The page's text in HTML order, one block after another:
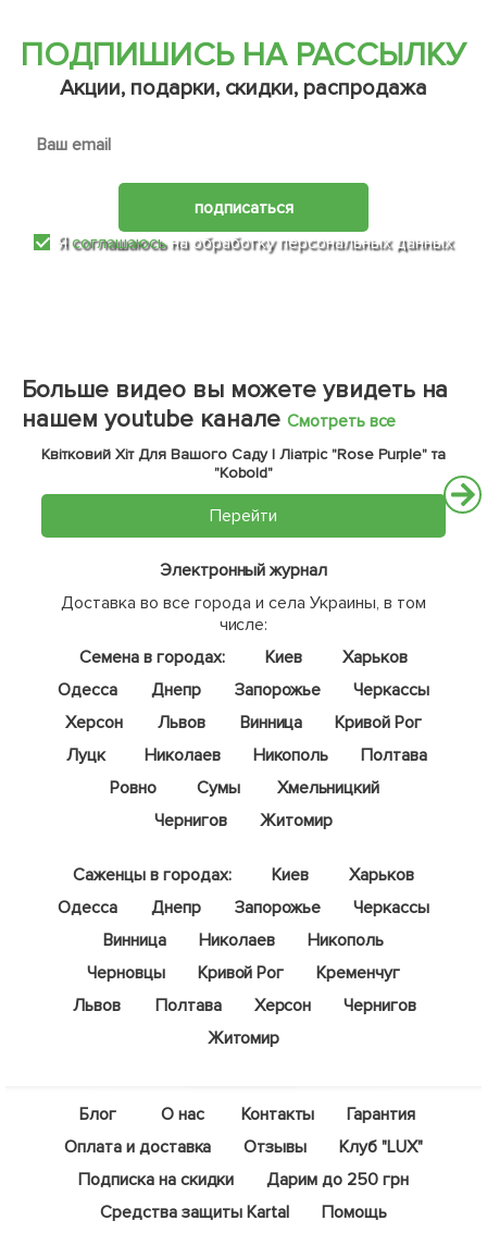
ПОДПИШИСЬ НА РАССЫЛКУ
Акции, подарки, скидки, распродажа
подписаться
Ясоглашаюсьна обработку персональных данных
Больше видео вы можете увидеть на
нашем youtube канале Смотреть все
Квітковий Хіт Для Вашого Саду | Ліатріс "Rose Purple" та
"Kobold"
Перейти
Электронный журнал
Доставка во все города и села Украины, в том
числе:
Семена в городах:
Киев
Харьков
Одесса
Днепр Запорожье
Черкассы
Херсон
Львов Винница
Кривой Рог
Луцк
Николаев Никополь
Полтава
Ровно
Сумы
Хмельницкий
Чернигов
Житомир
Саженцы в городах: Киев
Харьков
Одесса
Днепр Запорожье
Черкассы
Винница
Николаев
Никополь
Черновцы
Кривой Рог
Кременчуг
Львов
Полтава Херсон
Чернигов
Житомир
Блог О нас Контакты
Гарантия
Оплата и доставка
Отзывы
Клуб "LUX"
Подписка на скидки
Дарим до 250 грн
Средства защиты Kartal
Помощь